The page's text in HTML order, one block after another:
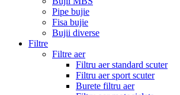
Pipe bujie
Fisa bujie
Bujii diverse
Filtre
Filtre aer
Filtru aer standard scuter
Filtru aer sport scuter
Burete filtru aer